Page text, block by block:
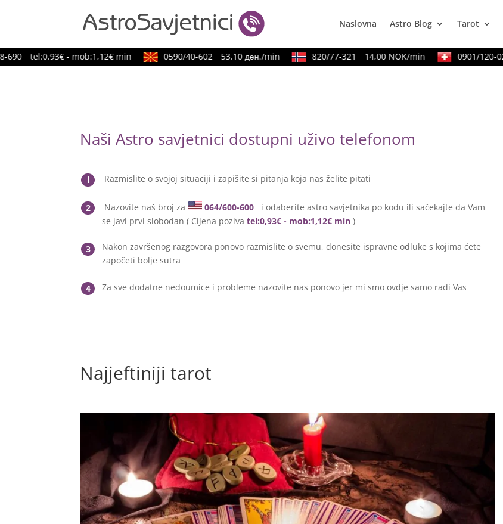
Naslovna Astro Blog Tarot
tel:0,93€ - mob:1,12€ min 0590/40-602 53,10 ден./min 820/77-321 14,00 NOK/min 0901/120-021
Naši Astro savjetnici dostupni uživo telefonom
l Razmislite o svojoj situaciji i zapišite si pitanja koja nas želite pitati
2 Nazovite naš broj za 064/600-600
i odaberite astro savjetnika po kodu ili sačekajte da Vam
se javi prvi slobodan ( Cijena pozivatel:0,93€ - mob:1,12€ min)
3
Nakon završenog razgovora ponovo razmislite o svemu, donesite ispravne odluke s kojima ćete
započeti bolje sutra
4 Za sve dodatne nedoumice i probleme nazovite nas ponovo jer mi smo ovdje samo radi Vas
Najjeftiniji tarot